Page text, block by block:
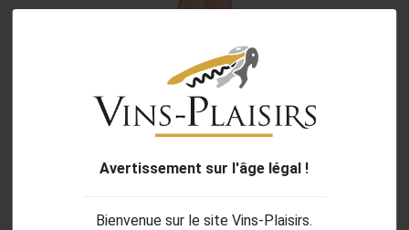
Avertissement sur l'âge légal !
Bienvenue sur le site Vins-Plaisirs.